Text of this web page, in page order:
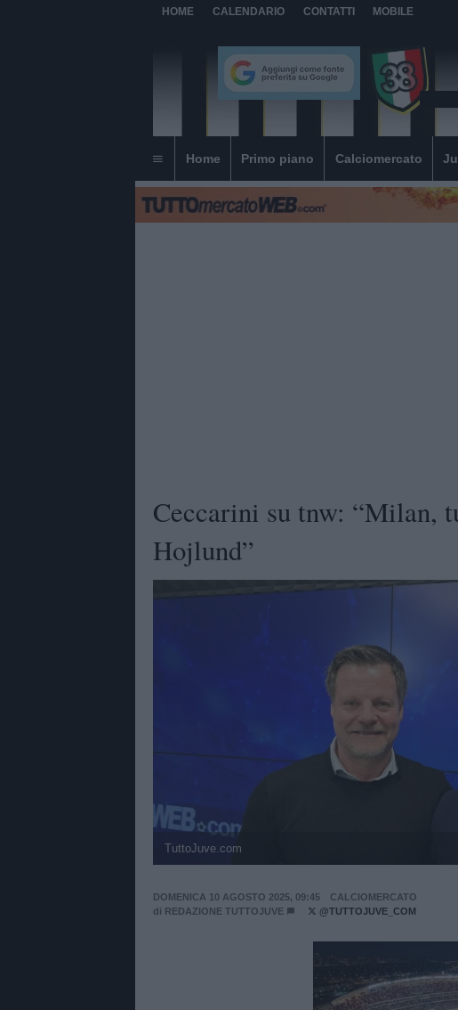
HOME CALENDARIO CONTATTI MOBILE
Home Primo piano Calciomercato
Ceccarini su tnw: “Milan,
Hojlund”
TuttoJuve.com
DOMENICA 10 AGOSTO 2025, 09:45
CALCIOMERCATO
di REDAZIONE TUTTOJUVE @TUTTOJUVE_COM